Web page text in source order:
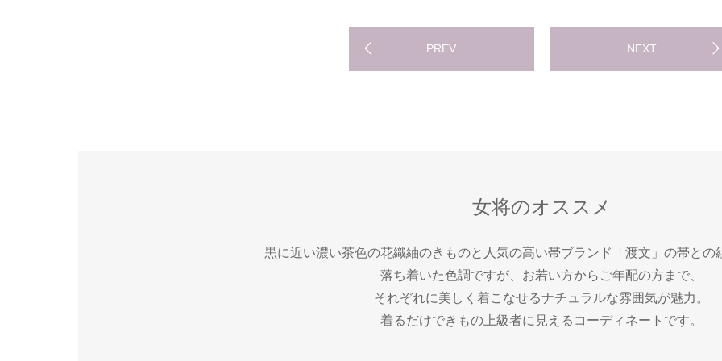
PREV NEXT
女将のオススメ
黒に近い濃い茶色の花織紬のきものと人気の高い帯ブランド「渡文」の帯との
落ち着いた色調ですが、お若い方からご年配の方まで、
それぞれに美しく着こなせるナチュラルな雰囲気が魅力。
着るだけできもの上級者に見えるコーディネートです。